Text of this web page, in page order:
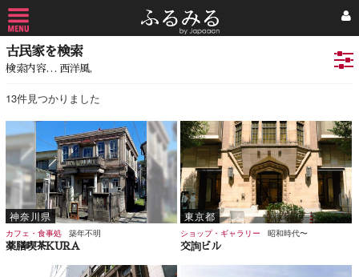
古民家を検索
検索内容… 西洋風,
13件見つかりました
神奈川県
カフェ・食事処 築年不明
薬膳喫茶KURA
東京都
ショップ・ギャラリー 昭和時代〜
交詢ビル